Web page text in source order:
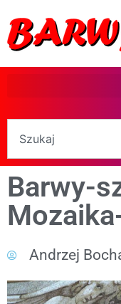
Barwy-
Andrzej